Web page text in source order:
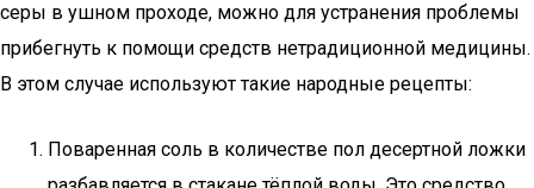
серы в ушном проходе, можно для устранения проблемы
прибегнуть к помощи средств нетрадиционной медицины.
В этом случае используют такие народные рецепты:
Поваренная соль в количестве пол десертной ложки